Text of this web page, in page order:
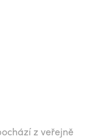
z veřejně